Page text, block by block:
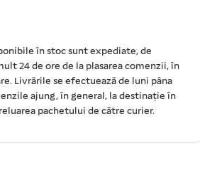
în stoc sunt expediate, de
24 de ore de la plasarea comenzii, în
Livrările se efectuează de luni pâna
ajung, în general, la destinație în
pachetului de către curier.